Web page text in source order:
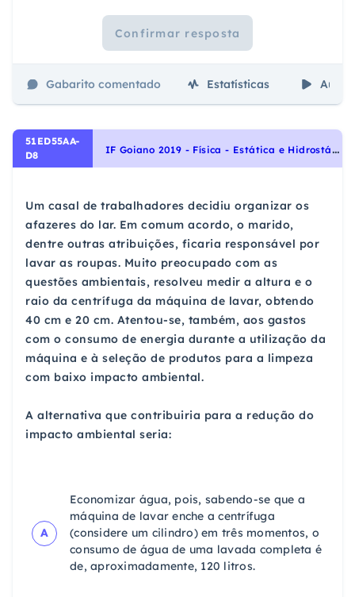
Confirmar resposta
Gabarito comentado Estatísticas Aulas
51ED55AA-
D8
I
F Goiano 2019 - Física - Estática e Hidrostática, Hidrostática
Um casal de trabalhadores decidiu organizar os
afazeres do lar. Em comum acordo, o marido,
dentre outras atribuições, ficaria responsável por
lavar as roupas. Muito preocupado com as
questões ambientais, resolveu medir a altura e o
raio da centrífuga da máquina de lavar, obtendo
40 cm e 20 cm. Atentou-se, também, aos gastos
com o consumo de energia durante a utilização da
máquina e à seleção de produtos para a limpeza
com baixo impacto ambiental.
A alternativa que contribuiria para a redução do
impacto ambiental seria:
A
Economizar água, pois, sabendo-se que a
máquina de lavar enche a centrífuga
(considere um cilindro) em três momentos, o
consumo de água de uma lavada completa é
de, aproximadamente, 120 litros.